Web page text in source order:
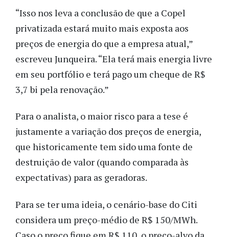
“Isso nos leva a conclusão de que a Copel
privatizada estará muito mais exposta aos
preços de energia do que a empresa atual,”
escreveu Junqueira. “Ela terá mais energia livre
em seu portfólio e terá pago um cheque de R$
3,7 bi pela renovação.”
Para o analista, o maior risco para a tese é
justamente a variação dos preços de energia,
que historicamente tem sido uma fonte de
destruição de valor (quando comparada às
expectativas) para as geradoras.
Para se ter uma ideia, o cenário-base do Citi
considera um preço-médio de R$ 150/MWh.